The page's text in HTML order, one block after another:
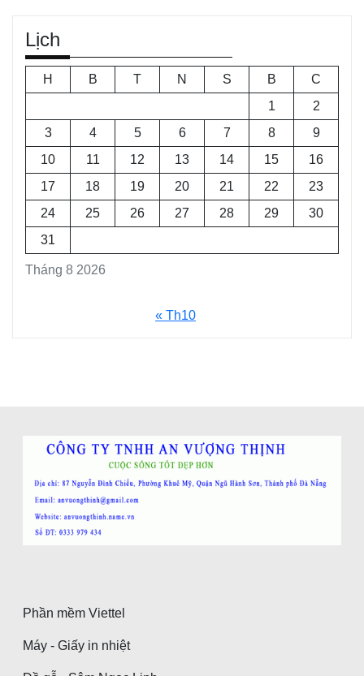
Lịch
Tháng 8 2026
H B T N S B
C
1
2
3
4 5 6 7 8
9
10
11 12 13 14 15
16
17
18 19 20 21 22
23
24
25 26 27 28 29
30
31
« Th10
Phần mềm Viettel
Máy - Giấy in nhiệt